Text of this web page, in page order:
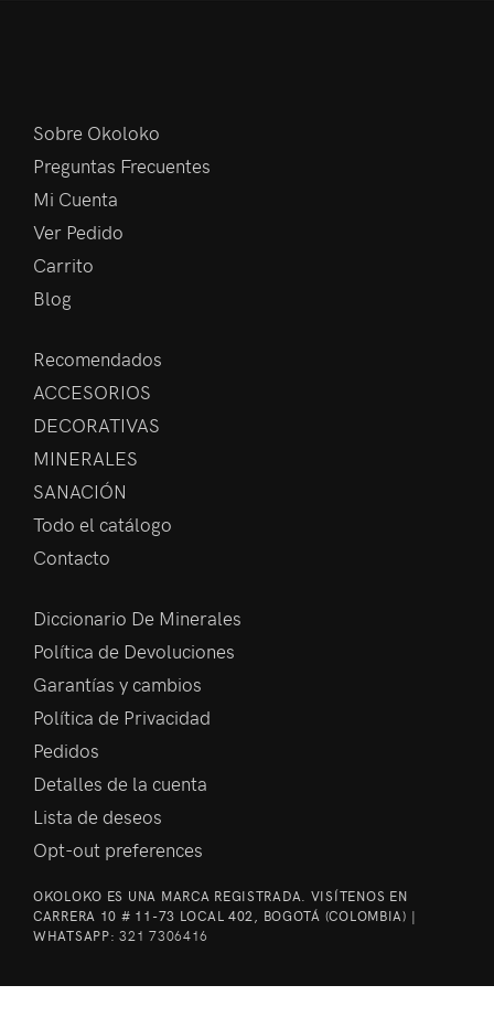
Sobre Okoloko
Preguntas Frecuentes
Mi Cuenta
Ver Pedido
Carrito
Blog
Recomendados
ACCESORIOS
DECORATIVAS
MINERALES
SANACIÓN
Todo el catálogo
Contacto
Diccionario De Minerales
Política de Devoluciones
Garantías y cambios
Política de Privacidad
Pedidos
Detalles de la cuenta
Lista de deseos
Opt-out preferences
OKOLOKO ES UNA MARCA REGISTRADA. VISÍTENOS EN
CARRERA 10 # 11-73 LOCAL 402, BOGOTÁ (COLOMBIA) |
WHATSAPP:321 7306416